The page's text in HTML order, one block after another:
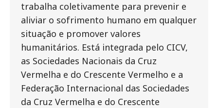
trabalha coletivamente para prevenir e
aliviar o sofrimento humano em qualquer
situação e promover valores
humanitários. Está integrada pelo CICV,
as Sociedades Nacionais da Cruz
Vermelha e do Crescente Vermelho e a
Federação Internacional das Sociedades
da Cruz Vermelha e do Crescente